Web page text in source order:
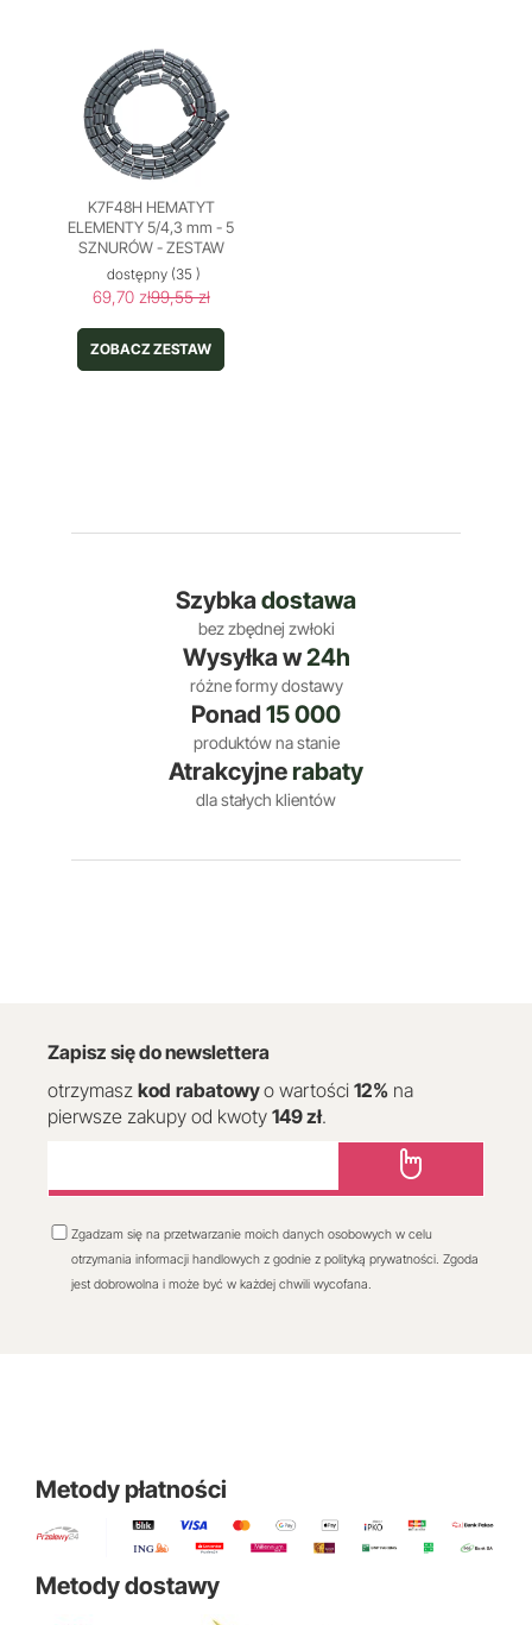
K7F48H HEMATYT
ELEMENTY 5/4,3 mm - 5
SZNURÓW - ZESTAW
dostępny (35 )
69,70 zł99,55 zł
ZOBACZ ZESTAW
Szybkadostawa
bez zbędnej zwłoki
Wysyłka w24h
różne formy dostawy
Ponad 15 000
produktów na stanie
Atrakcyjnerabaty
dla stałych klientów
Zapisz się do newslettera
otrzymasz kod rabatowyo wartości 12% na
pierwsze zakupy od kwoty 149 zł.
Zgadzam się na przetwarzanie moich danych osobowych w celu
otrzymania informacji handlowych z godnie z polityką prywatności. Zgoda
jest dobrowolna i może być w każdej chwili wycofana.
Metody płatności
Metody dostawy